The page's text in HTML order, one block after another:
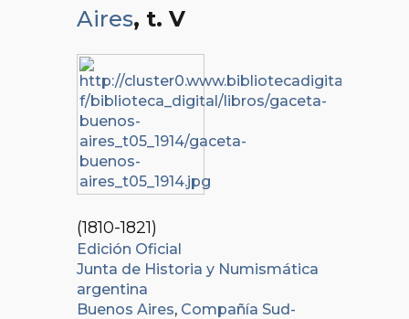
Aires, t. V
(1810-1821)
Edición Oficial
Junta de Historia y Numismática
argentina
Buenos Aires, Compañía Sud-